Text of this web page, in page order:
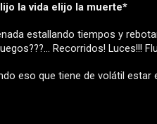
la vida elijo la muerte*
estallando tiempos y
Recorridos! Luces!!!
eso que tiene de volátil estar